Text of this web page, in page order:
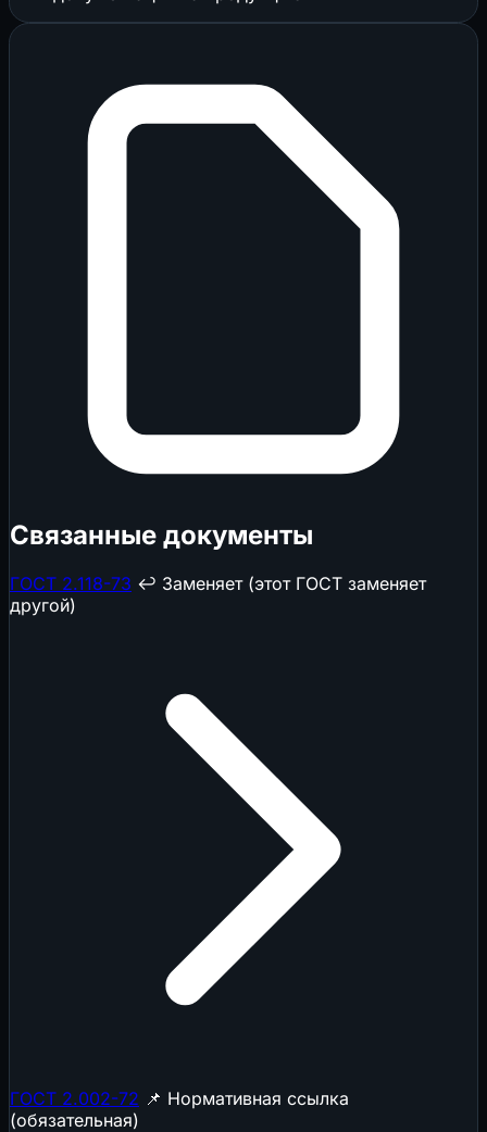
Связанные документы
ГОСТ 2.118-73 ↩️ Заменяет (этот ГОСТ заменяет
другой)
ГОСТ 2.002-72 📌 Нормативная ссылка
(обязательная)